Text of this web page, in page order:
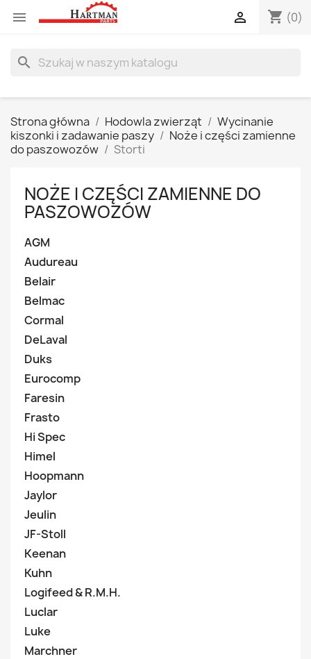
 shopping_cart (0)

search
Strona główna Hodowla zwierząt
Wycinanie
kiszonki i zadawanie paszy
Noże i części zamienne
do paszowozów
Storti
NOŻE I CZĘŚCI ZAMIENNE DO
PASZOWOZÓW
AGM
Audureau
Belair
Belmac
Cormal
DeLaval
Duks
Eurocomp
Faresin
Frasto
Hi Spec
Himel
Hoopmann
Jaylor
Jeulin
JF-Stoll
Keenan
Kuhn
Logifeed & R.M.H.
Luclar
Luke
Marchner